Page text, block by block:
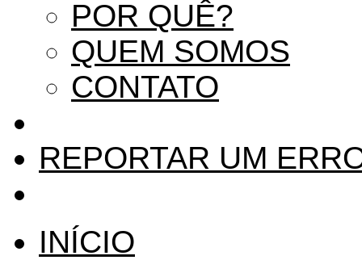
POR QUÊ?
QUEM SOMOS
CONTATO
REPORTAR UM
INÍCIO